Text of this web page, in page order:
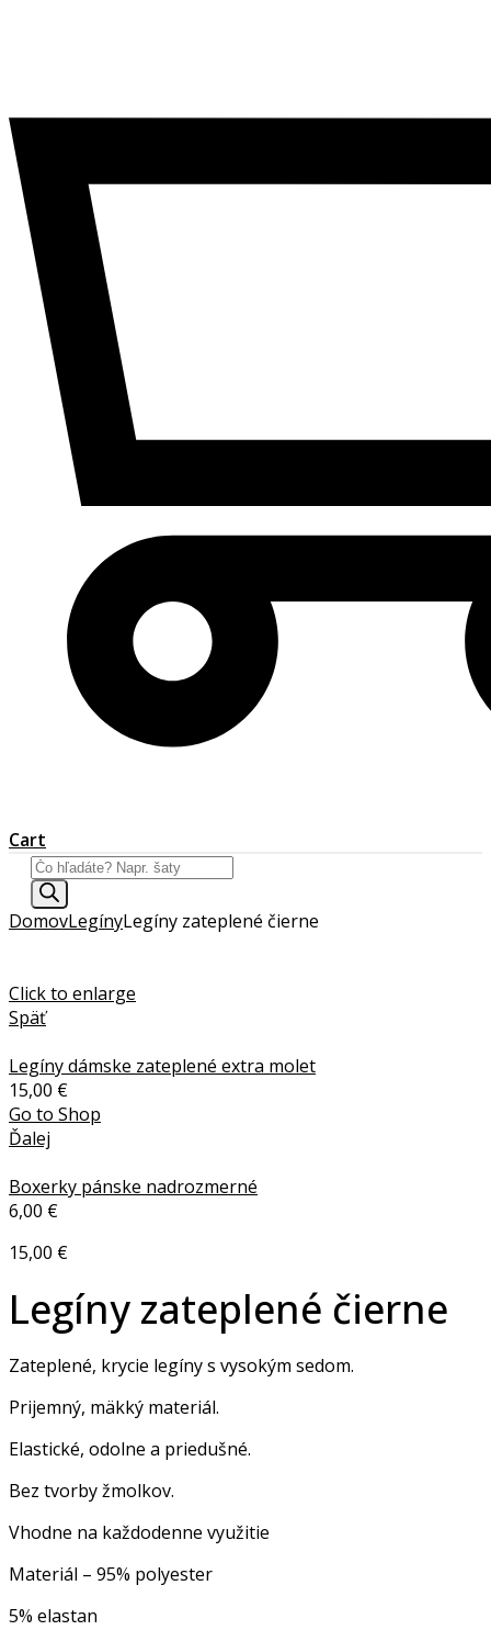
Cart
Products
search
DomovLegínyLegíny zateplené čierne
Click to enlarge
Späť
Legíny dámske zateplené extra molet
15,00 €
Go to Shop
Ďalej
Boxerky pánske nadrozmerné
6,00 €
15,00 €
Legíny zateplené čierne
Zateplené, krycie legíny s vysokým sedom.
Prijemný, mäkký materiál.
Elastické, odolne a priedušné.
Bez tvorby žmolkov.
Vhodne na každodenne využitie
Materiál – 95% polyester
5% elastan